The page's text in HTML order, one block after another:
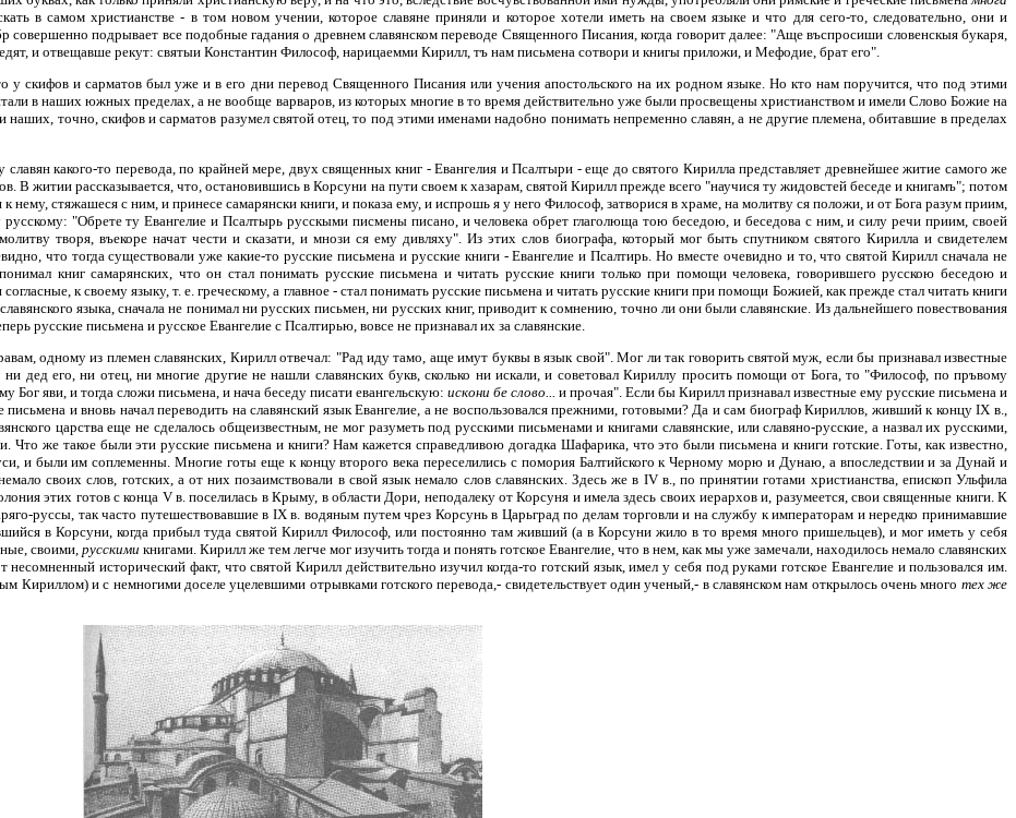
в самом христианстве - в том новом учении, которое славяне приняли и которое хотели иметь на своем языке и что для сего-то, следовательно, они и
подрывает все подобные гадания о древнем славянском переводе Священного Писания, когда говорит далее: "Аще въспросиши словенскыя букаря,
и отвещавше рекут: святыи Константин Философ, нарицаемми Кирилл, тъ нам письмена сотвори и книгы приложи, и Мефодие, брат его".
у скифов и сарматов был уже и в его дни перевод Священного Писания или учения апостольского на их родном языке. Но кто нам поручится, что под этими
в наших южных пределах, а не вообще варваров, из которых многие в то время действительно уже были просвещены христианством и имели Слово Божие на
точно, скифов и сарматов разумел святой отец, то под этими именами надобно понимать непременно славян, а не другие племена, обитавшие в пределах
какого-то перевода, по крайней мере, двух священных книг - Евангелия и Псалтыри - еще до святого Кирилла представляет древнейшее житие самого же
В житии рассказывается, что, остановившись в Корсуни на пути своем к хазарам, святой Кирилл прежде всего "научися ту жидовстей беседе и книгамъ"; потом
стяжашеся с ним, и принесе самарянски книги, и показа ему, и испрошь я у него Философ, затворися в храме, на молитву ся положи, и от Бога разум приим,
"Обрете ту Евангелие и Псалтырь русскыми писмены писано, и человека обрет глаголюща тою беседою, и беседова с ним, и силу речи приим, своей
творя, въекоре начат чести и сказати, и мнози ся ему дивляху". Из этих слов биографа, который мог быть спутником святого Кирилла и свидетелем
что тогда существовали уже какие-то русские письмена и русские книги - Евангелие и Псалтирь. Но вместе очевидно и то, что святой Кирилл сначала не
книг самарянских, что он стал понимать русские письмена и читать русские книги только при помощи человека, говорившего русскою беседою и
к своему языку, т. е. греческому, а главное - стал понимать русские письмена и читать русские книги при помощи Божией, как прежде стал читать книги
языка, сначала не понимал ни русских письмен, ни русских книг, приводит к сомнению, точно ли они были славянские. Из дальнейшего повествования
русские письмена и русское Евангелие с Псалтирью, вовсе не признавал их за славянские.
одному из племен славянских, Кирилл отвечал: "Рад иду тамо, аще имут буквы в язык свой". Мог ли так говорить святой муж, если бы признавал известные
ни дед его, ни отец, ни многие другие не нашли славянских букв, сколько ни искали, и советовал Кириллу просить помощи от Бога, то "Философ, по пръвому
яви, и тогда сложи письмена, и нача беседу писати евангельскую: искони бе слово... и прочая". Если бы Кирилл признавал известные ему русские письмена и
письмена и вновь начал переводить на славянский язык Евангелие, а не воспользовался прежними, готовыми? Да и сам биограф Кириллов, живший к концу IX в.,
царства еще не сделалось общеизвестным, не мог разуметь под русскими письменами и книгами славянские, или славяно-русские, а назвал их русскими,
Что же такое были эти русские письмена и книги? Нам кажется справедливою догадка Шафарика, что это были письмена и книги готские. Готы, как известно,
и были им соплеменны. Многие готы еще к концу второго века переселились с помория Балтийского к Черному морю и Дунаю, а впоследствии и за Дунай и
своих слов, готских, а от них позаимствовали в свой язык немало слов славянских. Здесь же в IV в., по принятии готами христианства, епископ Ульфила
этих готов с конца V в. поселилась в Крыму, в области Дори, неподалеку от Корсуня и имела здесь своих иерархов и, разумеется, свои священные книги. К
руссы, так часто путешествовавшие в IX в. водяным путем чрез Корсунь в Царьград по делам торговли и на службу к императорам и нередко принимавшие
в Корсуни, когда прибыл туда святой Кирилл Философ, или постоянно там живший (а в Корсуни жило в то время много пришельцев), и мог иметь у себя
своими, русскими книгами. Кирилл же тем легче мог изучить тогда и понять готское Евангелие, что в нем, как мы уже замечали, находилось немало славянских
исторический факт, что святой Кирилл действительно изучил когда-то готский язык, имел у себя под руками готское Евангелие и пользовался им.
Кириллом) и с немногими доселе уцелевшими отрывками готского перевода,- свидетельствует один ученый,- в славянском нам открылось очень много тех же